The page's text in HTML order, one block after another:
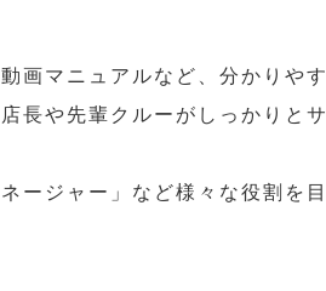
画マニュアルなど、分かりやす
長や先輩クルーがしっかりとサ
ージャー」など様々な役割を目